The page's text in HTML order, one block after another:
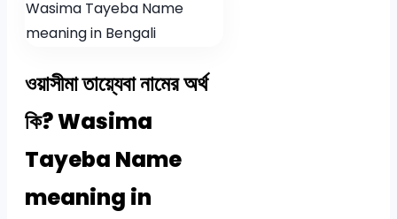
ওয়াসীমা তায়্যেবা নামের অর্থ
কি? Wasima
Tayeba Name
meaning in